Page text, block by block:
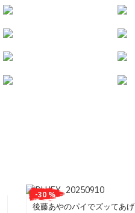
-30 %
後藤あやのパイでズッてあげ